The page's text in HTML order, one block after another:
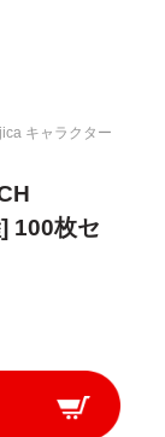
キャラクター
100枚セ